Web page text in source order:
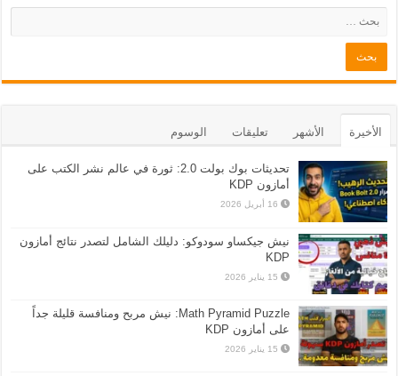
الأخيرة الأشهر تعليقات الوسوم
تحديثات بوك بولت 2.0: ثورة في عالم نشر الكتب على
أمازون KDP
16 أبريل 2026
نيش جيكساو سودوكو: دليلك الشامل لتصدر نتائج أمازون
KDP
15 يناير 2026
Math Pyramid Puzzle: نيش مربح ومنافسة قليلة جداً
على أمازون KDP
15 يناير 2026